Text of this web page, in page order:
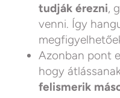
tudják érezni,
venni. Így
Azonban pont
hogy
felismerik